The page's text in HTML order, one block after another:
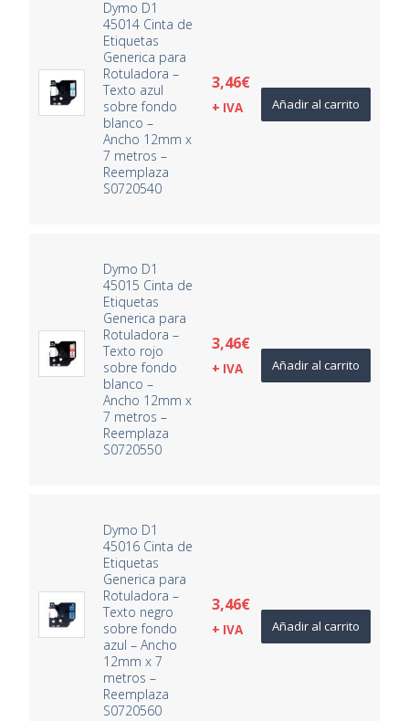
Dymo D1
45014 Cinta de
Etiquetas
Generica para
Rotuladora –
Texto azul
sobre fondo
blanco –
Ancho 12mm x
7 metros –
Reemplaza
S0720540
3,46€
+ IVA Añadir al carrito
Dymo D1
45015 Cinta de
Etiquetas
Generica para
Rotuladora –
Texto rojo
sobre fondo
blanco –
Ancho 12mm x
7 metros –
Reemplaza
S0720550
3,46€
+ IVA Añadir al carrito
Dymo D1
45016 Cinta de
Etiquetas
Generica para
Rotuladora –
Texto negro
sobre fondo
azul – Ancho
12mm x 7
metros –
Reemplaza
S0720560
3,46€
+ IVA Añadir al carrito